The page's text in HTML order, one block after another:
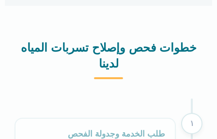
خطوات فحص وإصلاح تسربات المياه
لدينا
١
طلب الخدمة وجدولة الفحص